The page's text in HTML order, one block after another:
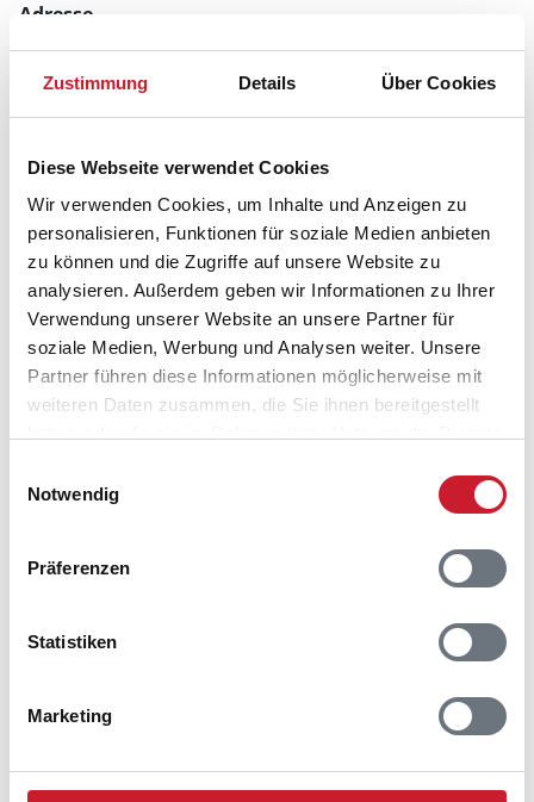
Zustimmung Details Über Cookies
Diese Webseite verwendet Cookies
Wir verwenden Cookies, um Inhalte und Anzeigen zu
personalisieren, Funktionen für soziale Medien anbieten
zu können und die Zugriffe auf unsere Website zu
analysieren. Außerdem geben wir Informationen zu Ihrer
Verwendung unserer Website an unsere Partner für
soziale Medien, Werbung und Analysen weiter. Unsere
Partner führen diese Informationen möglicherweise mit
weiteren Daten zusammen, die Sie ihnen bereitgestellt
Notwendig
Präferenzen
Statistiken
Marketing
Adresse
Birkevej 49
Belegungskalender
Reisedauer auswählen
Anzahl Reisende auswählen
Sie bekommen Verfügbarkeit und Preis angezeigt